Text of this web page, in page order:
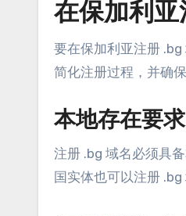
在保加利亚
要在保加利亚注册
简化注册过程，并确
本地存在要求
注册 .bg 域名必须具
国实体也可以注册 .bg